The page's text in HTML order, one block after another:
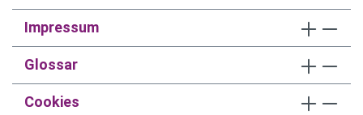
Impressum
Glossar
Cookies